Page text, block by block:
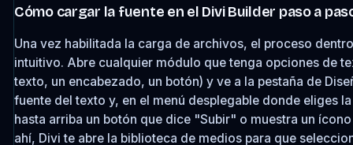
Cómo cargar la fuente en el Divi Builder paso a
Una vez habilitada la carga de archivos, el proceso
intuitivo. Abre cualquier módulo que tenga opciones de
texto, un encabezado, un botón) y ve a la pestaña de
fuente del texto y, en el menú desplegable donde eliges
hasta arriba un botón que dice "Subir" o muestra un
ahí, Divi te abre la biblioteca de medios para que